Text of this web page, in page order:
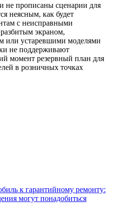
не прописаны сценарии для
неясным, как будет
с неисправными
экраном,
или устаревшими моделями
не поддерживают
момент резервный план для
в розничных точках
к гарантийному ремонту:
могут понадобиться